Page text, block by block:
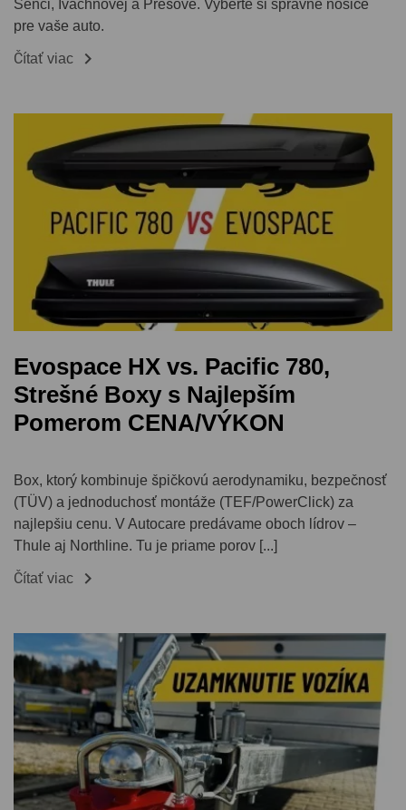
Senci, Ivachnovej a Prešove. Vyberte si správne nosiče
pre vaše auto.
Čítať viac 
Evospace HX vs. Pacific 780,
Strešné Boxy s Najlepším
Pomerom CENA/VÝKON
Box, ktorý kombinuje špičkovú aerodynamiku, bezpečnosť
(TÜV) a jednoduchosť montáže (TEF/PowerClick) za
najlepšiu cenu. V Autocare predávame oboch lídrov –
Thule aj Northline. Tu je priame porov [...]
Čítať viac 